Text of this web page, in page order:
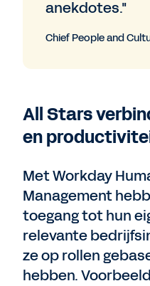
anekdotes."
Chief People and
All Stars
en
Met Workday
Management
toegang tot hun
relevante
ze op rollen
hebben.